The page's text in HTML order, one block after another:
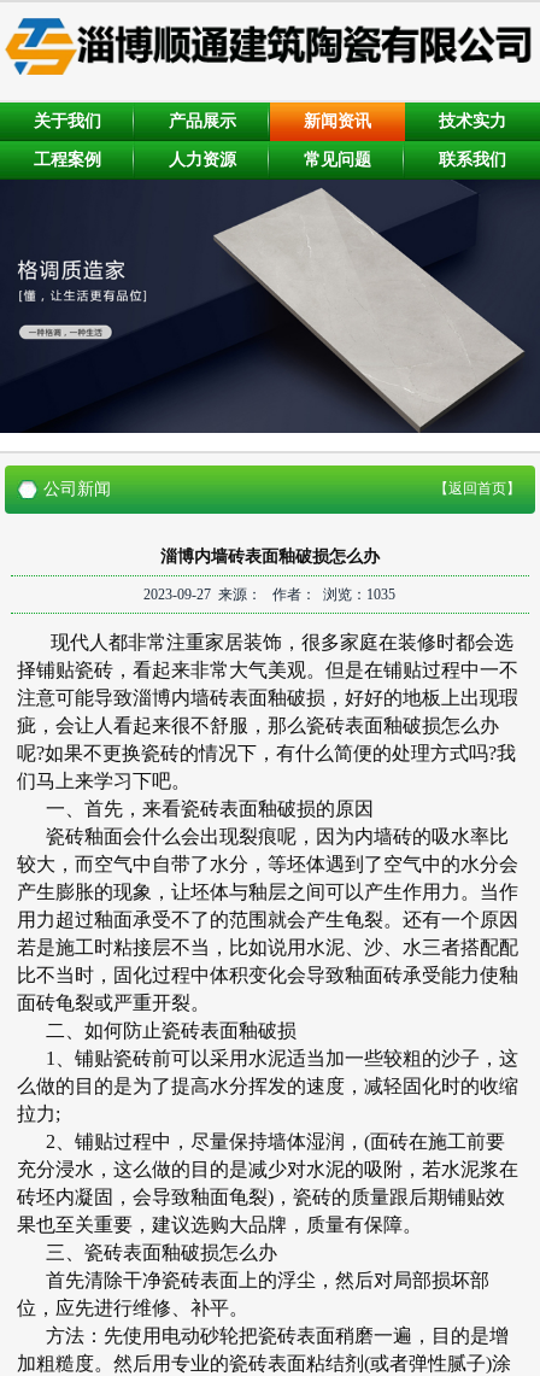
关于我们 产品展示 新闻资讯 技术实力
工程案例 人力资源 常见问题 联系我们
公司新闻 【返回首页】
淄博内墙砖表面釉破损怎么办
2023-09-27 来源： 作者： 浏览：1035
现代人都非常注重家居装饰，很多家庭在装修时都会选
择铺贴瓷砖，看起来非常大气美观。但是在铺贴过程中一不
注意可能导致淄博内墙砖表面釉破损，好好的地板上出现瑕
疵，会让人看起来很不舒服，那么瓷砖表面釉破损怎么办
呢?如果不更换瓷砖的情况下，有什么简便的处理方式吗?我
们马上来学习下吧。
一、首先，来看瓷砖表面釉破损的原因
瓷砖釉面会什么会出现裂痕呢，因为内墙砖的吸水率比
较大，而空气中自带了水分，等坯体遇到了空气中的水分会
产生膨胀的现象，让坯体与釉层之间可以产生作用力。当作
用力超过釉面承受不了的范围就会产生龟裂。还有一个原因
若是施工时粘接层不当，比如说用水泥、沙、水三者搭配配
比不当时，固化过程中体积变化会导致釉面砖承受能力使釉
面砖龟裂或严重开裂。
二、如何防止瓷砖表面釉破损
1、铺贴瓷砖前可以采用水泥适当加一些较粗的沙子，这
么做的目的是为了提高水分挥发的速度，减轻固化时的收缩
拉力;
2、铺贴过程中，尽量保持墙体湿润，(面砖在施工前要
充分浸水，这么做的目的是减少对水泥的吸附，若水泥浆在
砖坯内凝固，会导致釉面龟裂)，瓷砖的质量跟后期铺贴效
果也至关重要，建议选购大品牌，质量有保障。
三、瓷砖表面釉破损怎么办
首先清除干净瓷砖表面上的浮尘，然后对局部损坏部
位，应先进行维修、补平。
方法：先使用电动砂轮把瓷砖表面稍磨一遍，目的是增
加粗糙度。然后用专业的瓷砖表面粘结剂(或者弹性腻子)涂